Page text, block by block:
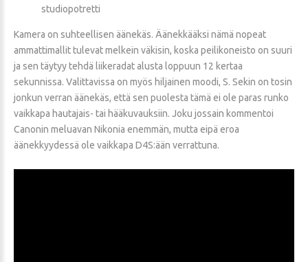
studiopotretti
Kamera on suhteellisen äänekäs. Äänekkääksi nämä nopeat
ammattimallit tulevat melkein väkisin, koska peilikoneisto on suuri
ja sen täytyy tehdä liikeradat alusta loppuun 12 kertaa
sekunnissa. Valittavissa on myös hiljainen moodi, S. Sekin on tosin
jonkun verran äänekäs, että sen puolesta tämä ei ole paras runko
vaikkapa hautajais- tai hääkuvauksiin. Joku jossain kommentoi
Canonin meluavan Nikonia enemmän, mutta eipä eroa
äänekkyydessä ole vaikkapa D4S:ään verrattuna.